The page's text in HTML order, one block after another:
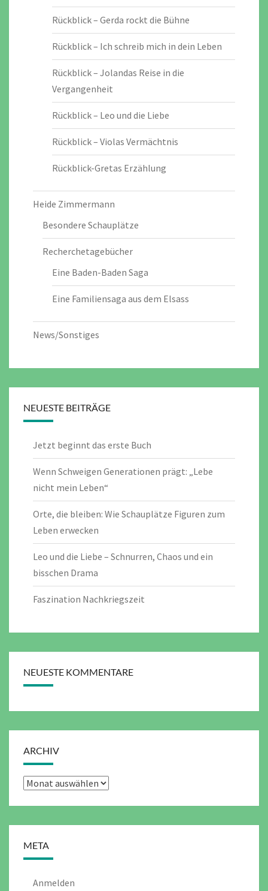
Rückblick – Gerda rockt die Bühne
Rückblick – Ich schreib mich in dein Leben
Rückblick – Jolandas Reise in die
Vergangenheit
Rückblick – Leo und die Liebe
Rückblick – Violas Vermächtnis
Rückblick-Gretas Erzählung
Heide Zimmermann
Besondere Schauplätze
Recherchetagebücher
Eine Baden-Baden Saga
Eine Familiensaga aus dem Elsass
News/Sonstiges
NEUESTE BEITRÄGE
Jetzt beginnt das erste Buch
Wenn Schweigen Generationen prägt: „Lebe
nicht mein Leben“
Orte, die bleiben: Wie Schauplätze Figuren zum
Leben erwecken
Leo und die Liebe – Schnurren, Chaos und ein
bisschen Drama
Faszination Nachkriegszeit
NEUESTE KOMMENTARE
ARCHIV
Archiv
META
Anmelden